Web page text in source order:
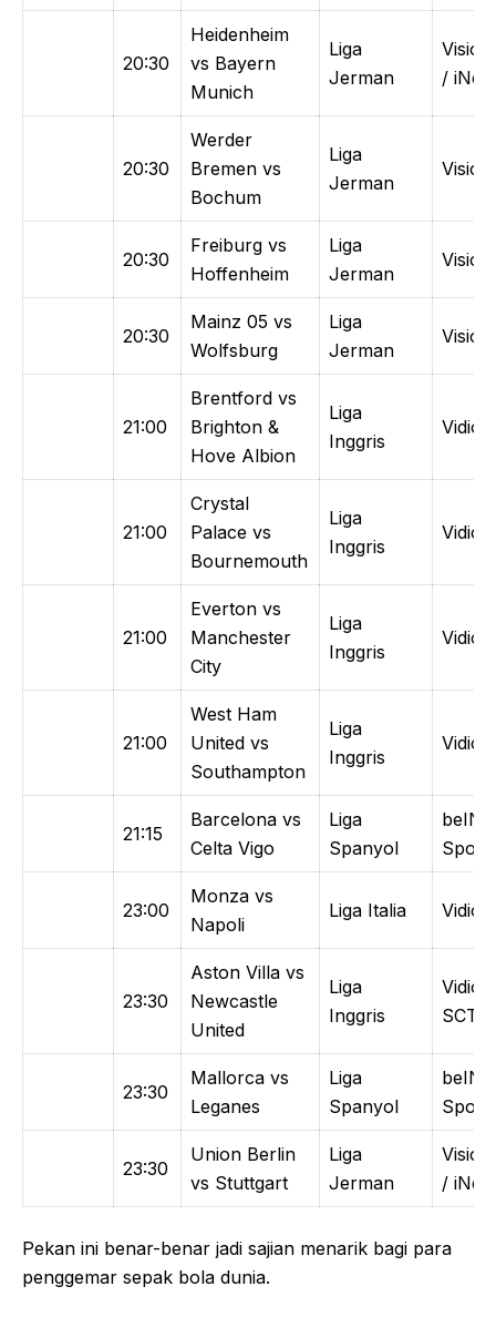
20:30
Heidenheim
vs Bayern
Munich
Liga
Jerman
/
20:30
Werder
Bremen vs
Bochum
Liga
Jerman
20:30
Freiburg vs
Hoffenheim
Liga
Jerman
20:30
Mainz 05 vs
Wolfsburg
Liga
Jerman
21:00
Brentford vs
Brighton &
Hove Albion
Liga
Inggris
Vidio
21:00
Crystal
Palace vs
Bournemouth
Liga
Inggris
Vidio
21:00
Everton vs
Manchester
City
Liga
Inggris
Vidio
21:00
West Ham
United vs
Southampton
Liga
Inggris
Vidio
21:15
Barcelona vs
Celta Vigo
Liga
Spanyol
beIN
23:00
Monza vs
Napoli
Liga Italia Vidio
23:30
Aston Villa vs
Newcastle
United
Liga
Inggris
Vidio /
SCTV
23:30
Mallorca vs
Leganes
Liga
Spanyol
beIN
23:30
Union Berlin
vs Stuttgart
Liga
Jerman
/
Pekan ini benar-benar jadi sajian menarik bagi para
penggemar sepak bola dunia.